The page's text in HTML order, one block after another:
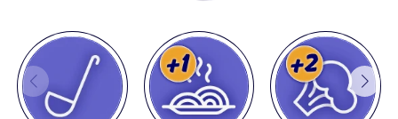
Smoothies
Fruta congelada